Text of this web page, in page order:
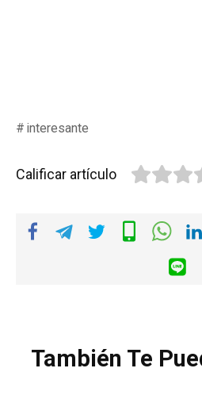
interesante
Calificar artículo
También Te